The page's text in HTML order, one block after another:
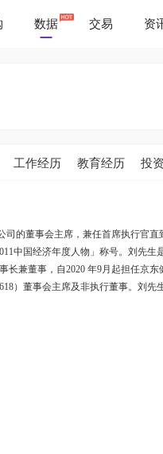
数据 交易 资
工作经历 教育经历 投
的董事会主席，兼任首席执行官
中国经济年度人物」称号。刘先
长兼董事，自2020 年9月起担任京
）董事会主席及非执行董事。刘